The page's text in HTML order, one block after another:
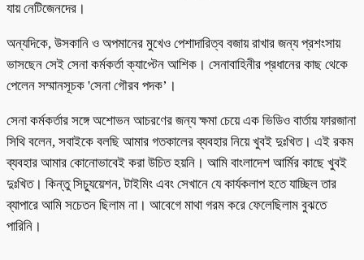
যায় নেটিজেনদের।
অন্যদিকে, উসকানি ও অপমানের মুখেও পেশাদারিত্ব বজায় রাখার জন্য প্রশংসায়
ভাসছেন সেই সেনা কর্মকর্তা ক্যাপ্টেন আশিক। সেনাবাহিনীর প্রধানের কাছ থেকে
পেলেন সম্মানসূচক 'সেনা গৌরব পদক’।
সেনা কর্মকর্তার সঙ্গে অশোভন আচরণের জন্য ক্ষমা চেয়ে এক ভিডিও বার্তায় ফারজানা
সিথি বলেন, সবাইকে বলছি আমার গতকালের ব্যবহার নিয়ে খুবই দুঃখিত। এই রকম
ব্যবহার আমার কোনোভাবেই করা উচিত হয়নি। আমি বাংলাদেশ আর্মির কাছে খুবই
দুঃখিত। কিন্তু সিচ্যুয়েশন, টাইমিং এবং সেখানে যে কার্যকলাপ হতে যাচ্ছিল তার
ব্যাপারে আমি সচেতন ছিলাম না। আবেগে মাথা গরম করে ফেলেছিলাম বুঝতে
পারিনি।